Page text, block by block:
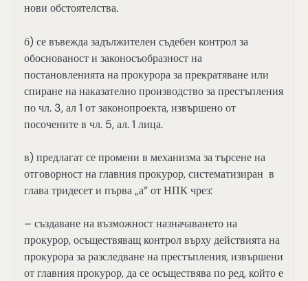
нови обстоятелства.
б) се въвежда задължителен съдебен контрол за
обоснованост и законосъобразност на
постановленията на прокурора за прекратяване или
спиране на наказателно производство за престъпления
по чл. 3, ал 1 от законопроекта, извършено от
посочените в чл. 5, ал. 1 лица.
в) предлагат се промени в механизма за търсене на
отговорност на главния прокурор, систематизиран в
глава тридесет и първа „а“ от НПК чрез:
– създаване на възможност назначаването на
прокурор, осъществяващ контрол върху действията на
прокурора за разследване на престъпления, извършени
от главния прокурор, да се осъществява по ред, който е